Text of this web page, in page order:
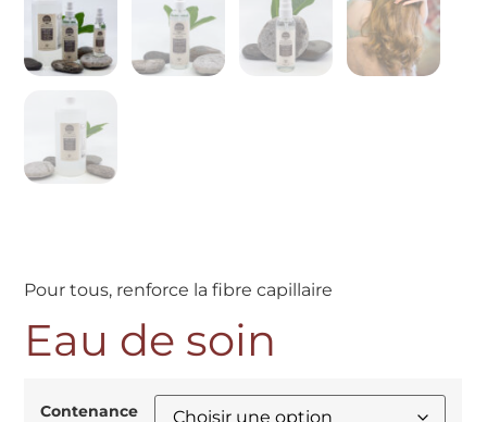
Pour tous, renforce la fibre capillaire
Eau de soin
Contenance